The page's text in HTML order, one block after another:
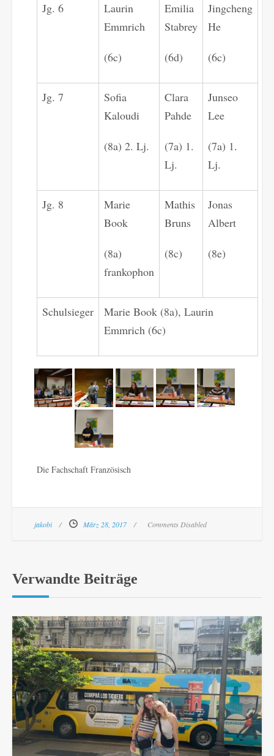
Jg. 6
Laurin
Emmrich
(6c)
Emilia
Stabrey
(6d)
Jingcheng
He
(6c)
Jg. 7
Sofia
Kaloudi
(8a) 2. Lj.
Clara
Pahde
(7a) 1.
Lj.
Junseo
Lee
(7a) 1.
Lj.
Jg. 8
Marie
Book
(8a)
frankophon
Mathis
Bruns
(8c)
Jonas
Albert
(8e)
Schulsieger
Marie Book (8a), Laurin
Emmrich (6c)
Die Fachschaft Französisch
jakobi März 28, 2017 Comments Disabled
Verwandte Beiträge